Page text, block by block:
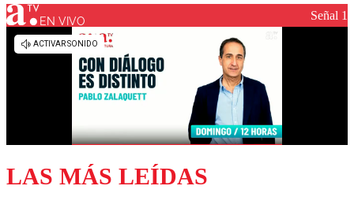
EN VIVO Señal 1
LAS MÁS LEÍDAS